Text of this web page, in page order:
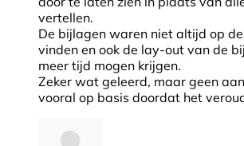
vertellen.
De bijlagen waren niet altijd op
vinden en ook de lay-out van de
meer tijd mogen krijgen.
Zeker wat geleerd, maar geen
vooral op basis doordat het